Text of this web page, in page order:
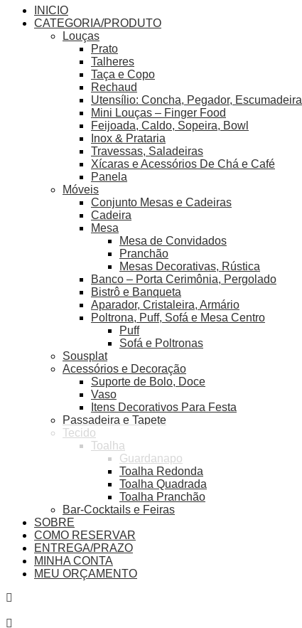
INICIO
CATEGORIA/PRODUTO
Louças
Prato
Talheres
Taça e Copo
Rechaud
Utensílio: Concha, Pegador, Escumadeira
Mini Louças – Finger Food
Feijoada, Caldo, Sopeira, Bowl
Inox & Prataria
Travessas, Saladeiras
Xícaras e Acessórios De Chá e Café
Panela
Móveis
Conjunto Mesas e Cadeiras
Cadeira
Mesa
Mesa de Convidados
Pranchão
Mesas Decorativas, Rústica
Banco – Porta Cerimônia, Pergolado
Bistrô e Banqueta
Aparador, Cristaleira, Armário
Poltrona, Puff, Sofá e Mesa Centro
Puff
Sofá e Poltronas
Sousplat
Acessórios e Decoração
Suporte de Bolo, Doce
Vaso
Itens Decorativos Para Festa
Passadeira e Tapete
Tecido
Toalha
Guardanapo
Toalha Redonda
Toalha Quadrada
Toalha Pranchão
Bar-Cocktails e Feiras
SOBRE
COMO RESERVAR
ENTREGA/PRAZO
MINHA CONTA
MEU ORÇAMENTO